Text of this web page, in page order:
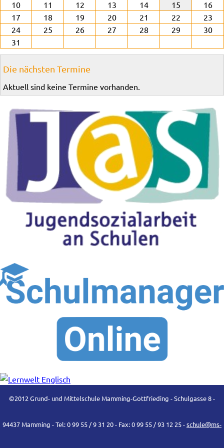
10
11 12 13 14 15
16
17
18 19 20 21 22
23
24
25 26 27 28 29
30
31
Die nächsten Termine
Aktuell sind keine Termine vorhanden.
©2012 Grund- und Mittelschule Mamming-Gottfrieding - Schulgasse 8 -
94437 Mamming - Tel: 0 99 55 / 9 31 20 - Fax: 0 99 55 / 93 12 25 -schule@ms-